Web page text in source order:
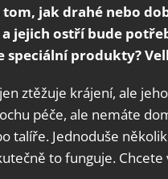
tom, jak drahé nebo
a jejich ostří bude
speciální produkty?
ztěžuje krájení, ale
péče, ale nemáte
talíře. Jednoduše
to funguje.